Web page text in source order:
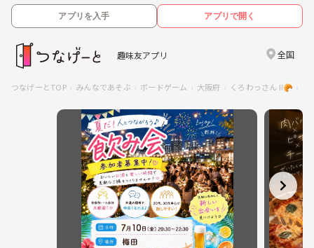
アプリを入手 アプリで開く
趣味友アプリ 全国
つなげーとTOP みんなであそぶ ボードゲーム 大阪府 くろわっさん Ⅱ🥐